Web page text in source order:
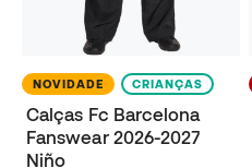
NOVIDADE CRIANÇAS
Calças Fc Barcelona
Fanswear 2026-2027
Niño